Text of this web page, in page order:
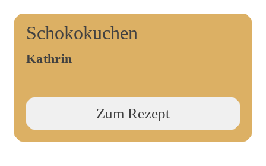
Schokokuchen
Kathrin
Zum Rezept